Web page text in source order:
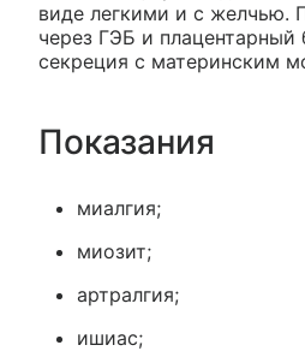
виде легкими и с желчью.
через ГЭБ и
секреция с материнским
Показания
миалгия;
миозит;
артралгия;
ишиас;